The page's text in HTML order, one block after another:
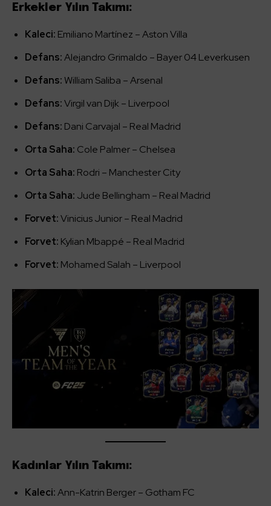
Erkekler Yılın Takımı:
Kaleci: Emiliano Martínez – Aston Villa
Defans:Alejandro Grimaldo – Bayer 04 Leverkusen
Defans:William Saliba – Arsenal
Defans:Virgil van Dijk – Liverpool
Defans: Dani Carvajal – Real Madrid
Orta Saha: Cole Palmer – Chelsea
Orta Saha: Rodri – Manchester City
Orta Saha: Jude Bellingham – Real Madrid
Forvet:Vinicius Junior – Real Madrid
Forvet: Kylian Mbappé – Real Madrid
Forvet: Mohamed Salah – Liverpool
Kadınlar Yılın Takımı:
Kaleci:Ann-Katrin Berger – Gotham FC